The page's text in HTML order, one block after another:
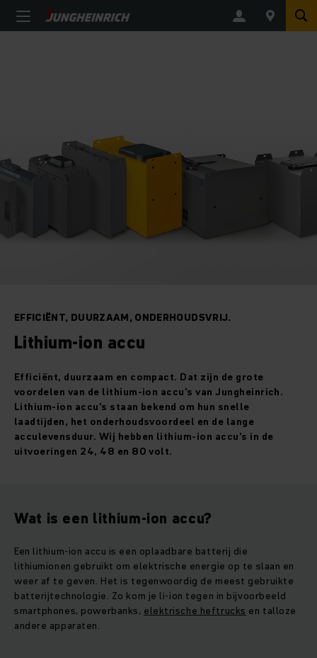
EFFICIËNT, DUURZAAM, ONDERHOUDSVRIJ.
Lithium-ion accu
Efficiënt, duurzaam en compact. Dat zijn de grote
voordelen van de lithium-ion accu’s van Jungheinrich.
Lithium-ion accu’s staan bekend om hun snelle
laadtijden, het onderhoudsvoordeel en de lange
acculevensduur. Wij hebben lithium-ion accu’s in de
uitvoeringen 24, 48 en 80 volt.
Wat is een lithium-ion accu?
Een lithium-ion accu is een oplaadbare batterij die
lithiumionen gebruikt om elektrische energie op te slaan en
weer af te geven. Het is tegenwoordig de meest gebruikte
batterijtechnologie. Zo kom je li-ion tegen in bijvoorbeeld
smartphones, powerbanks, elektrische heftrucks en talloze
andere apparaten.